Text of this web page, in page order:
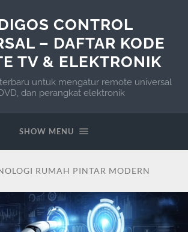
CONTROL
– DAFTAR KODE
TV & ELEKTRONIK
untuk mengatur remote universal
dan perangkat elektronik
SHOW MENU
RUMAH PINTAR MODERN